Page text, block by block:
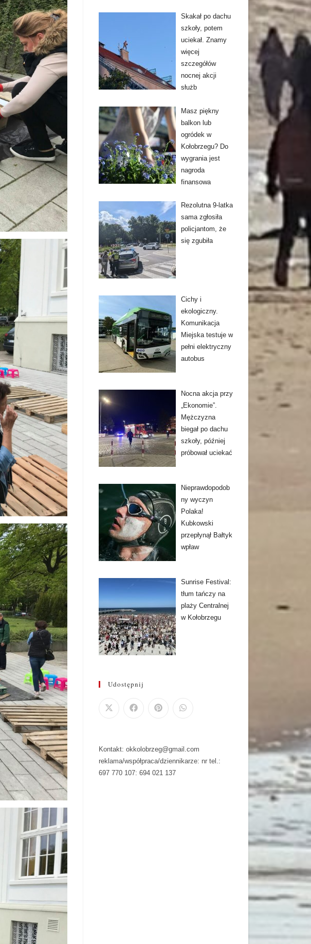
Skakał po dachu
szkoły, potem
uciekał. Znamy
więcej
szczegółów
nocnej akcji
służb
Masz piękny
balkon lub
ogródek w
Kołobrzegu? Do
wygrania jest
nagroda
finansowa
Rezolutna 9-latka
sama zgłosiła
policjantom, że
się zgubiła
Cichy i
ekologiczny.
Komunikacja
Miejska testuje w
pełni elektryczny
autobus
Nocna akcja przy
„Ekonomie”.
Mężczyzna
biegał po dachu
szkoły, później
próbował uciekać
Nieprawdopodob
ny wyczyn
Polaka!
Kubkowski
przepłynął Bałtyk
wpław
Sunrise Festival:
tłum tańczy na
plaży Centralnej
w Kołobrzegu
Udostępnij
Kontakt: okkolobrzeg@gmail.com
reklama/współpraca/dziennikarze: nr tel.:
697 770 107: 694 021 137